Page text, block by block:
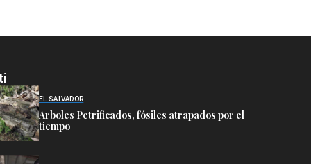
EL SALVADOR
Árboles Petrificados, fósiles atrapados por el
tiempo